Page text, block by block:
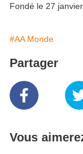
Fondé le 27
#AA Monde
Partager
Vous